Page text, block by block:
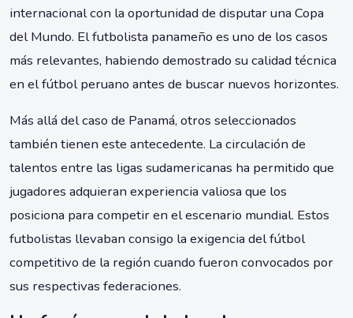
internacional con la oportunidad de disputar una Copa
del Mundo. El futbolista panameño es uno de los casos
más relevantes, habiendo demostrado su calidad técnica
en el fútbol peruano antes de buscar nuevos horizontes.
Más allá del caso de Panamá, otros seleccionados
también tienen este antecedente. La circulación de
talentos entre las ligas sudamericanas ha permitido que
jugadores adquieran experiencia valiosa que los
posiciona para competir en el escenario mundial. Estos
futbolistas llevaban consigo la exigencia del fútbol
competitivo de la región cuando fueron convocados por
sus respectivas federaciones.